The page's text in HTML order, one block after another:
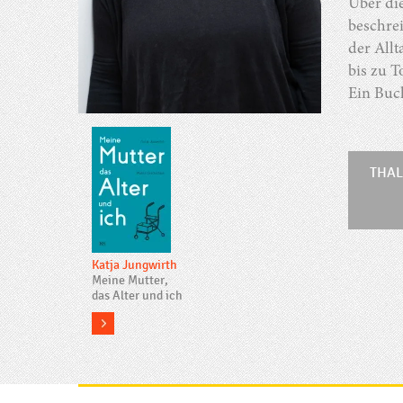
Katja Jungwirth
Meine Mutter,
das Alter und ich
more
Über
der
bis zu
Ein